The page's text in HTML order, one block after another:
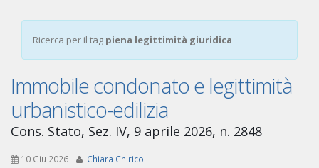
Ricerca per il tag piena legittimità giuridica
Immobile condonato e legittimità
urbanistico-edilizia
Cons. Stato, Sez. IV, 9 aprile 2026, n. 2848
10 Giu 2026
Chiara Chirico